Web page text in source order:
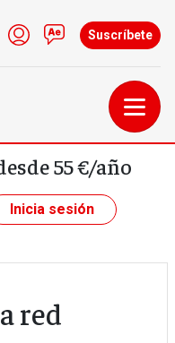
Menú de cuenta de
Iniciar sesión
Contacto
Suscríbete
55 €/año
Inicia sesión
red